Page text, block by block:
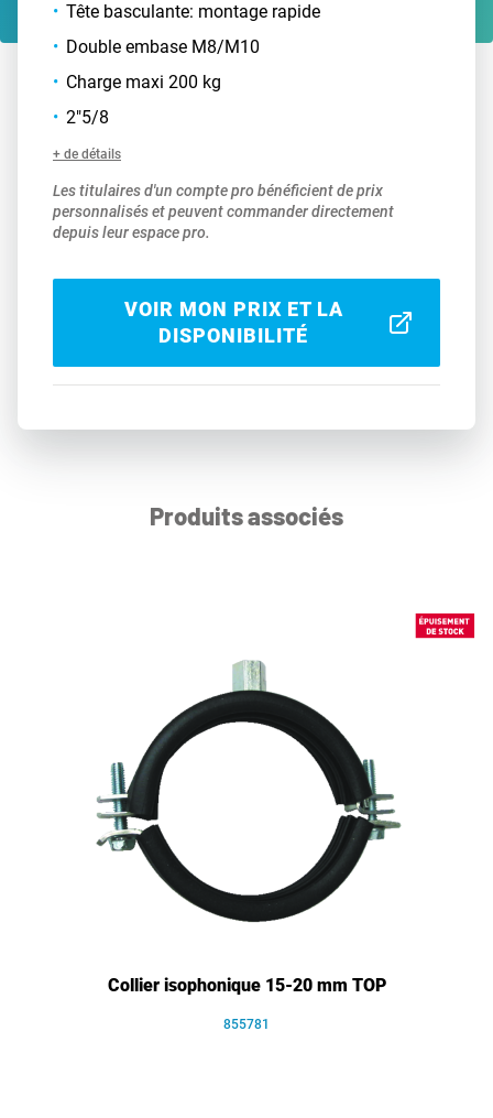
Tête basculante: montage rapide
Double embase M8/M10
Charge maxi 200 kg
2"5/8
+ de détails
Les titulaires d'un compte pro bénéficient de prix
personnalisés et peuvent commander directement
depuis leur espace pro.
VOIR MON PRIX ET LA
DISPONIBILITÉ
Produits associés
Collier isophonique 15-20 mm TOP
855781